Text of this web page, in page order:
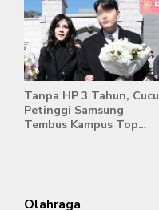
Tanpa HP 3 Tahun, Cucu
Petinggi Samsung
Tembus Kampus Top
Olahraga